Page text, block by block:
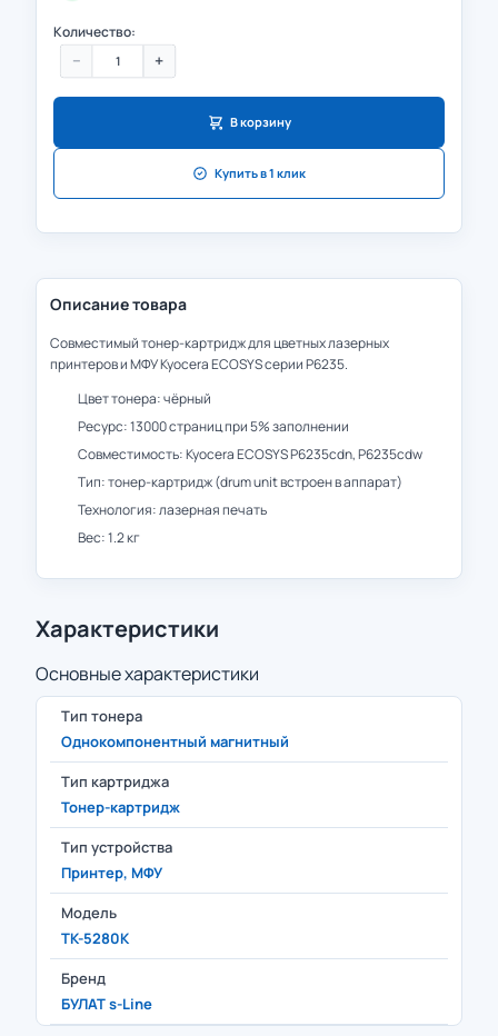
Количество:
− +
В корзину
Купить в 1 клик
Описание товара
Совместимый тонер-картридж для цветных лазерных
принтеров и МФУ Kyocera ECOSYS серии P6235.
Цвет тонера: чёрный
Ресурс: 13000 страниц при 5% заполнении
Совместимость: Kyocera ECOSYS P6235cdn, P6235cdw
Тип: тонер-картридж (drum unit встроен в аппарат)
Технология: лазерная печать
Вес: 1.2 кг
Характеристики
Основные характеристики
Тип тонера
Однокомпонентный магнитный
Тип картриджа
Тонер-картридж
Тип устройства
Принтер, МФУ
Модель
TK-5280K
Бренд
БУЛАТ s-Line